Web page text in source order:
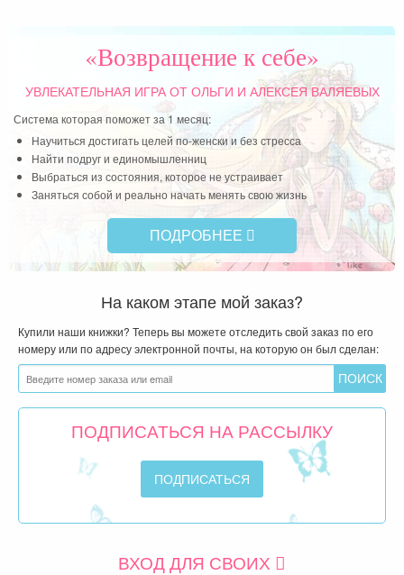
«Возвращение к себе»
УВЛЕКАТЕЛЬНАЯ ИГРАОТ ОЛЬГИ И АЛЕКСЕЯ ВАЛЯЕВЫХ
Система которая поможет за 1 месяц:
Научиться достигать целей по-женски и без стресса
Найти подруг и единомышленниц
Выбраться из состояния, которое не устраивает
Заняться собой и реально начать менять свою жизнь
ПОДРОБНЕЕ
На каком этапе мой заказ?
Купили наши книжки? Теперь вы можете отследить свой заказ по его
номеру или по адресу электронной почты, на которую он был сделан:
ПОДПИСАТЬСЯ НА РАССЫЛКУ
ВХОД ДЛЯ СВОИХ